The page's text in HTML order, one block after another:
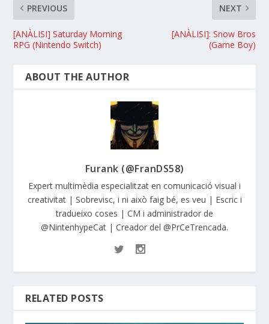
PREVIOUS
[ANÀLISI] Saturday Morning
RPG (Nintendo Switch)
NEXT
[ANÀLISI]: Snow Bros
(Game Boy)
ABOUT THE AUTHOR
Furank (@FranDS58)
Expert multimèdia especialitzat en comunicació visual i
creativitat | Sobrevisc, i ni això faig bé, es veu | Escric i
tradueixo coses | CM i administrador de
@NintenhypeCat | Creador del @PrCeTrencada.
RELATED POSTS